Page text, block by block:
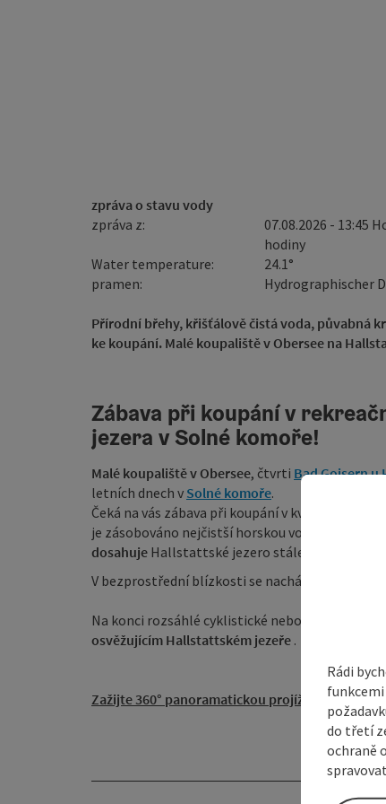
zpráva o stavu vody
zpráva z:
07.08.2026 - 13:45
hodiny
Water temperature:
24.1°
pramen:
Hydrographischer
Přírodní břehy, křišťálově čistá voda, půvabná
ke koupání. Malé koupaliště v Obersee na
Zábava při koupání v
jezera v Solné komoře!
Malé koupaliště v Obersee, čtvrti Bad Goisern
letních dnech v Solné komoře.
Čeká na vás zábava při koupání v kvalitě pitné
je zásobováno nejčistší horskou vodou z řeky
dosahuje Hallstattské jezero stále
V bezprostřední blízkosti se nachází placené
Na konci rozsáhlé cyklistické nebo pěší túry je
osvěžujícím Hallstattském jezeře .
Zažijte 360° panoramatickou projížďku po Bad
Rádi
do třetí
ochraně